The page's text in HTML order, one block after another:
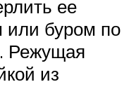
ее
буром по
Режущая
из